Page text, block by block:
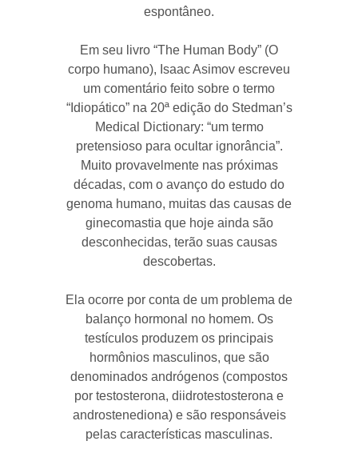
espontâneo.
Em seu livro “The Human Body” (O
corpo humano), Isaac Asimov escreveu
um comentário feito sobre o termo
“Idiopático” na 20ª edição do Stedman’s
Medical Dictionary: “um termo
pretensioso para ocultar ignorância”.
Muito provavelmente nas próximas
décadas, com o avanço do estudo do
genoma humano, muitas das causas de
ginecomastia que hoje ainda são
desconhecidas, terão suas causas
descobertas.
Ela ocorre por conta de um problema de
balanço hormonal no homem. Os
testículos produzem os principais
hormônios masculinos, que são
denominados andrógenos (compostos
por testosterona, diidrotestosterona e
androstenediona) e são responsáveis
pelas características masculinas.